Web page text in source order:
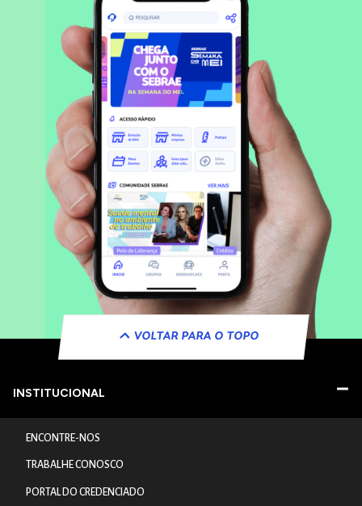
VOLTAR PARA O TOPO
INSTITUCIONAL
ENCONTRE-NOS
TRABALHE CONOSCO
PORTAL DO CREDENCIADO